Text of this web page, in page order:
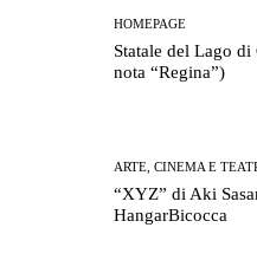
HOMEPAGE
Statale del Lago di
nota “Regina”)
ARTE, CINEMA E
“XYZ” di Aki
HangarBicocca